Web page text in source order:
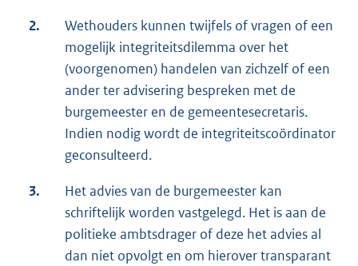
2.
Wethouders kunnen twijfels of vragen of een
mogelijk integriteitsdilemma over het
(voorgenomen) handelen van zichzelf of een
ander ter advisering bespreken met de
burgemeester en de gemeentesecretaris.
Indien nodig wordt de integriteitscoördinator
geconsulteerd.
3.
Het advies van de burgemeester kan
schriftelijk worden vastgelegd. Het is aan de
politieke ambtsdrager of deze het advies al
dan niet opvolgt en om hierover transparant